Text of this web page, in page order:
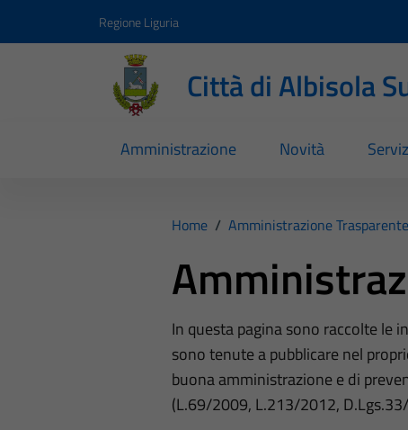
Regione Liguria
Città di Albisola
Amministrazione Novità
Home / Amministrazione Trasparente
In questa pagina sono raccolte le
sono tenute a pubblicare nel
buona amministrazione e di
(L.69/2009, L.213/2012,